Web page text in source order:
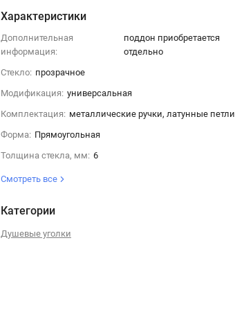
Характеристики
Дополнительная
информация:
поддон приобретается
отдельно
Стекло: прозрачное
Модификация: универсальная
Комплектация: металлические ручки, латунные петли
Форма: Прямоугольная
Толщина стекла, мм: 6
Смотреть все
Категории
Душевые уголки